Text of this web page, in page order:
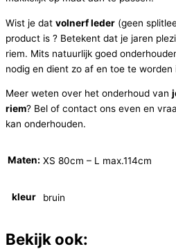
Wist je dat volnerf leder (geen
product is ? Betekent dat je jaren
riem. Mits natuurlijk goed
nodig en dient zo af en toe te
Meer weten over het onderhoud van
riem? Bel of contact ons even en
kan onderhouden.
Maten: XS 80cm – L max.114cm
kleur bruin
Bekijk ook: